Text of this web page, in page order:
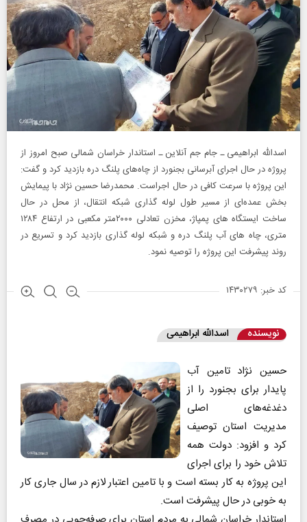
اسدالله ابراهیمی ـ جام جم آنلاین ـ استاندار خراسان شمالی صبح امروز از
پروژه در حال اجرای آبرسانی بجنورد از چاه‌های پلنگ دره بازدید کرد و گفت:
این پروژه با سرعت کافی در حال اجراست. محمدرضا حسین نژاد با پیمایش
بخش عمده‌ای از مسیر طول لوله گذاری شبکه انتقال، از محل در حال
ساخت ایستگاه های پمپاژ، مخزن تعادلی ۲۰۰۰متر مکعبی در ارتفاع ۱۲۸۴
متری، چاه های آب پلنگ دره و شبکه لوله گذاری بازدید کرد و تسریع در
روند پیشرفت این پروژه را توصیه نمود.
کد خبر: ۱۴۳۰۲۷۹
نویسنده اسدالله ابراهیمی
حسین نژاد تامین آب
پایدار برای بجنورد را از
دغدغه‌های اصلی
مدیریت استان توصیف
کرد و افزود: دولت همه
تلاش خود را برای اجرای
این پروژه به کار بسته است و با تامین اعتبار لازم در سال جاری کار
به خوبی در حال پیشرفت است.